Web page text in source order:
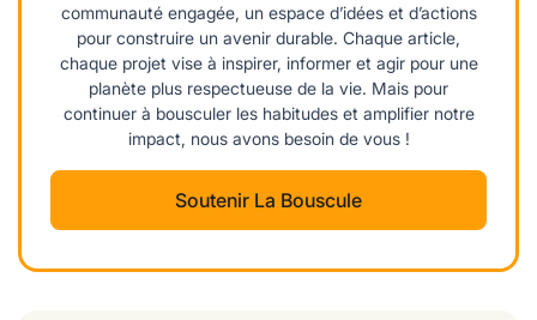
communauté engagée, un espace d’idées et d’actions
pour construire un avenir durable. Chaque article,
chaque projet vise à inspirer, informer et agir pour une
planète plus respectueuse de la vie. Mais pour
continuer à bousculer les habitudes et amplifier notre
impact, nous avons besoin de vous !
Soutenir La Bouscule